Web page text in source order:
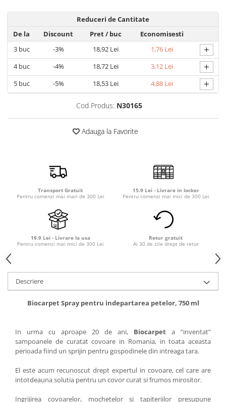
Detergent rufe lichid
Detergent rufe pudră
Balsam de rufe
Înălbitor și îndepărtare pete
Soluții anticalcar, igienizante și
întreținere țesături
Odorizanți
Reduceri de Cantitate
De la
Discount Pret/ buc
Economisesti
3buc -3% 18,92 Lei 1,76 Lei +
4buc -4% 18,72 Lei 3,12 Lei +
5buc -5% 18,53 Lei 4,88 Lei +
Cod Produs: N30165
Adauga la Favorite
Transport Gratuit
Pentru comenzi mai mari de 300 Lei
15.9 Lei - Livrare in locker
Pentru comenzi mai mici de 300 Lei
19.9 Lei - Livrare la usa
Pentru comenzi mai mici de 300 Lei
Retur gratuit
Ai 30 de zile drept de retur
Descriere
Biocarpet Spray pentru indepartarea petelor, 750 ml
In urma cu aproape 20 de ani, Biocarpet a “inventat”
sampoanele de curatat covoare in Romania, in toata aceasta
perioada fiind un sprijin pentru gospodinele din intreaga tara.
El este acum recunoscut drept expertul in covoare, cel care are
intotdeauna solutia pentru un covor curat si frumos mirositor.
Ingrijirea covoarelor, mochetelor si tapiteriilor presupune